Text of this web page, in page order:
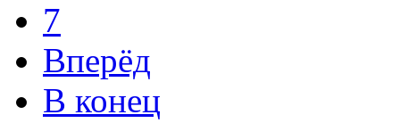
7
Вперёд
В конец